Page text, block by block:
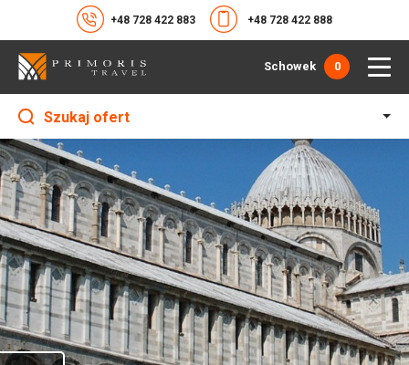
+48 728 422 883 +48 728 422 888
Schowek 0
Szukaj ofert